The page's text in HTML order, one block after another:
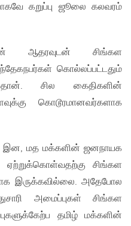
கறுப்பு ஜூலை கலவரம்
ஆதரவுடன் சிங்கள
கொல்லப்பட்டதும்
சில கைதிகளின்
கொடூரமானவர்களாக
மத மக்களின் ஜனநாயக
சிங்கள
இருக்கவில்லை. அதேபோல
அமைப்புகள் சிங்கள
தமிழ் மக்களின்